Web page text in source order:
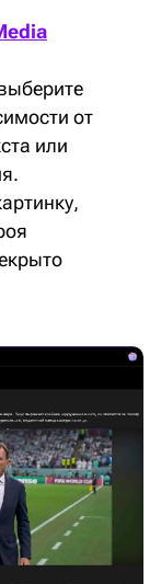
от
или